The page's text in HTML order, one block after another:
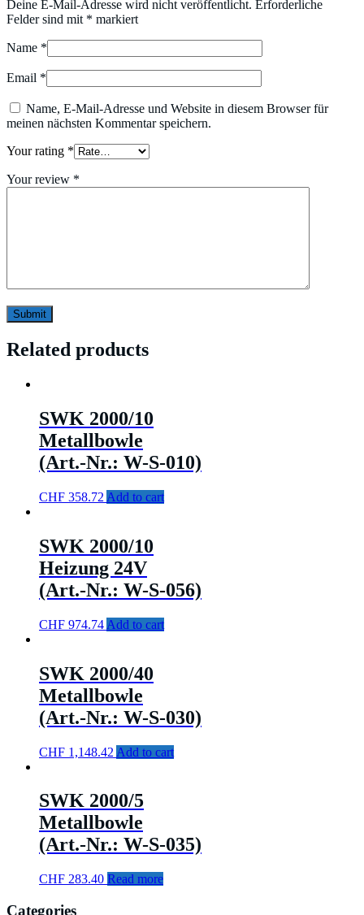
Deine E-Mail-Adresse wird nicht veröffentlicht. Erforderliche
Felder sind mit * markiert
Name *
Email *
Name, E-Mail-Adresse und Website in diesem Browser für
meinen nächsten Kommentar speichern.
Your rating *
Your review *
Related products
SWK 2000/10
Metallbowle
(Art.-Nr.: W-S-010)
CHF 358.72 Add to cart
SWK 2000/10
Heizung 24V
(Art.-Nr.: W-S-056)
CHF 974.74 Add to cart
SWK 2000/40
Metallbowle
(Art.-Nr.: W-S-030)
CHF 1,148.42 Add to cart
SWK 2000/5
Metallbowle
(Art.-Nr.: W-S-035)
CHF 283.40 Read more
Categories